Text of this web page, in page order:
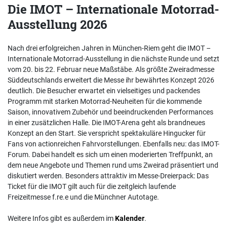
Die IMOT – Internationale Motorrad-
Ausstellung 2026
Nach drei erfolgreichen Jahren in München-Riem geht die IMOT –
Internationale Motorrad-Ausstellung in die nächste Runde und setzt
vom 20. bis 22. Februar neue Maßstäbe. Als größte Zweiradmesse
Süddeutschlands erweitert die Messe ihr bewährtes Konzept 2026
deutlich. Die Besucher erwartet ein vielseitiges und packendes
Programm mit starken Motorrad-Neuheiten für die kommende
Saison, innovativem Zubehör und beeindruckenden Performances
in einer zusätzlichen Halle. Die IMOT-Arena geht als brandneues
Konzept an den Start. Sie verspricht spektakuläre Hingucker für
Fans von actionreichen Fahrvorstellungen. Ebenfalls neu: das IMOT-
Forum. Dabei handelt es sich um einen moderierten Treffpunkt, an
dem neue Angebote und Themen rund ums Zweirad präsentiert und
diskutiert werden. Besonders attraktiv im Messe-Dreierpack: Das
Ticket für die IMOT gilt auch für die zeitgleich laufende
Freizeitmesse f.re.e und die Münchner Autotage.
Weitere Infos gibt es außerdem imKalender.